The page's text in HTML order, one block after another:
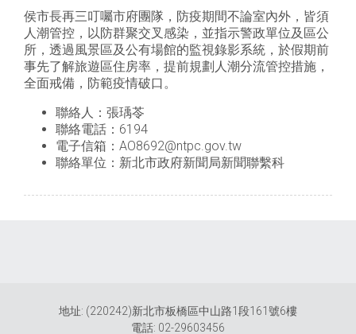
侯市長再三叮囑市府團隊，防疫期間不論室內外，皆須
人潮管控，以防群聚交叉感染，並指示警政單位及區公
所，透過風景區及公有場館的監視錄影系統，於假期前
事先了解旅遊區住房率，提前規劃人潮分流管控措施，
全面戒備，防範疫情破口。
聯絡人：張瑀苓
聯絡電話：6194
電子信箱：AO8692@ntpc.gov.tw
聯絡單位：新北市政府新聞局新聞聯繫科
地址: (220242)新北市板橋區中山路1段161號6樓
電話: 02-29603456